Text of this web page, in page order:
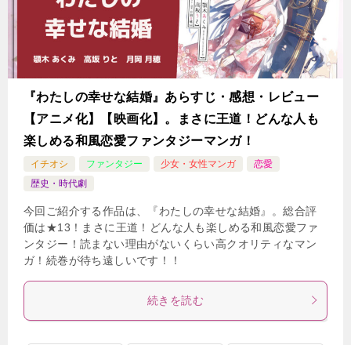
『わたしの幸せな結婚』あらすじ・感想・レビュー
【アニメ化】【映画化】。まさに王道！どんな人も
楽しめる和風恋愛ファンタジーマンガ！
イチオシ ファンタジー 少女・女性マンガ
恋愛
歴史・時代劇
今回ご紹介する作品は、『わたしの幸せな結婚』。総合評
価は★13！まさに王道！どんな人も楽しめる和風恋愛ファ
ンタジー！読まない理由がないくらい高クオリティなマン
ガ！続巻が待ち遠しいです！！
続きを読む